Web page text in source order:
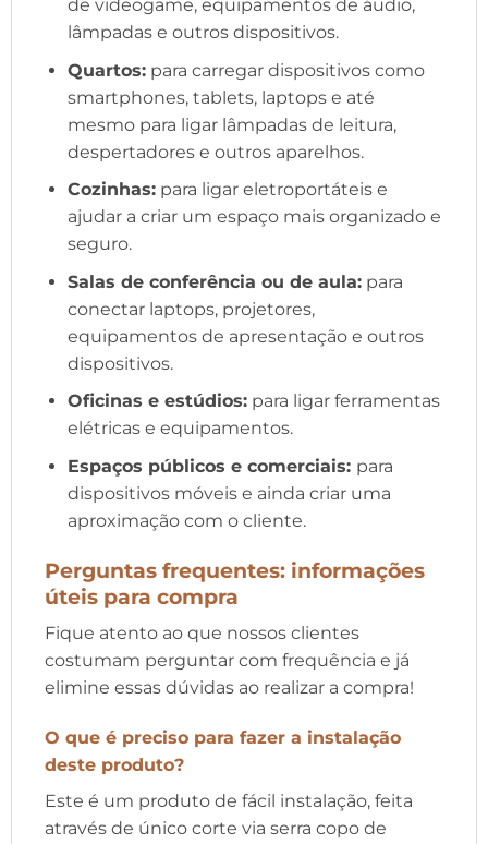
de videogame, equipamentos de áudio,
lâmpadas e outros dispositivos.
Quartos:para carregar dispositivos como
smartphones, tablets, laptops e até
mesmo para ligar lâmpadas de leitura,
despertadores e outros aparelhos.
Cozinhas:para ligar eletroportáteis e
ajudar a criar um espaço mais organizado e
seguro.
Salas de conferência ou de aula:para
conectar laptops, projetores,
equipamentos de apresentação e outros
dispositivos.
Oficinas e estúdios:para ligar ferramentas
elétricas e equipamentos.
Espaços públicos e comerciais: para
dispositivos móveis e ainda criar uma
aproximação com o cliente.
Perguntas frequentes: informações
úteis para compra
Fique atento ao que nossos clientes
costumam perguntar com frequência e já
elimine essas dúvidas ao realizar a compra!
O que é preciso para fazer a instalação
deste produto?
Este é um produto de fácil instalação, feita
através de único corte via serra copo de